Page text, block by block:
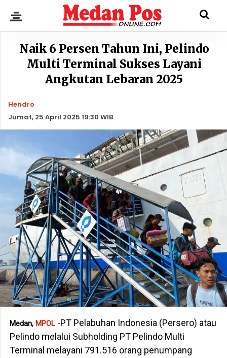
Naik 6 Persen Tahun Ini, Pelindo
Multi Terminal Sukses Layani
Angkutan Lebaran 2025
Hendro
Jumat, 25 April 2025 19:30 WIB
Medan, MPOL-PT Pelabuhan Indonesia (Persero) atau
Pelindo melalui Subholding PT Pelindo Multi
Terminal melayani 791.516 orang penumpang